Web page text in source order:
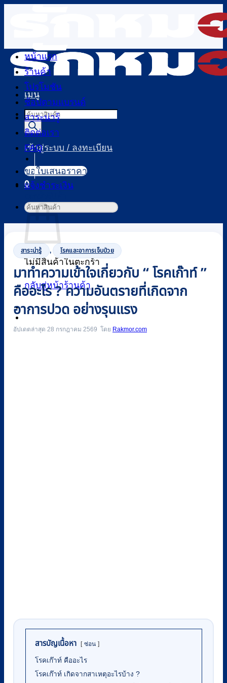
เนื้อหา
เมนู
Products
search
เข้าสู่ระบบ / ลงทะเบียน
0
ไม่มีสินค้าในตะกร้า
กลับสู่หน้าร้านค้า
0
หน้าแรก
ร้านค้า
โปรโมชัน
ช้อปตามแบรนด์
สาระน่ารู้
ติดต่อเรา
FAQ
ขอใบเสนอราคา
แจ้งชำระเงิน
ค้นหา:
สาระน่ารู้ , โรคและอาการเจ็บป่วย
มาทำความเข้าใจเกี่ยวกับ “ โรคเก๊าท์ ”
คืออะไร ? ความอันตรายที่เกิดจาก
อาการปวด อย่างรุนแรง
อัปเดตล่าสุด 28 กรกฎาคม 2569 Rakmor.com
สารบัญเนื้อหา ซ่อน
โรคเก๊าท์ คืออะไร
โรคเก๊าท์ เกิดจากสาเหตุอะไรบ้าง ?